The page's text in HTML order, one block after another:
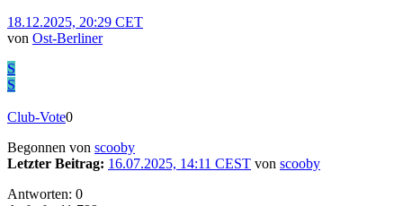
18.12.2025, 20:29 CET
von Ost-Berliner
S
S
Club-Vote0
Begonnen von scooby
Letzter Beitrag: 16.07.2025, 14:11 CEST von scooby
Antworten: 0